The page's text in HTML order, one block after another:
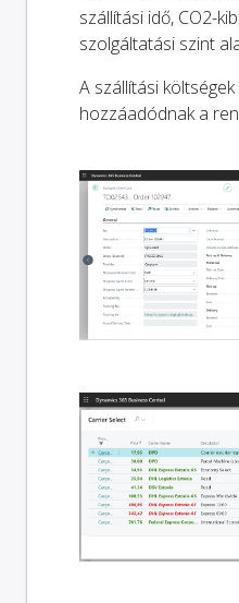
szállítási idő, CO2-
szolgáltatási szint
A szállítási
hozzáadódnak a